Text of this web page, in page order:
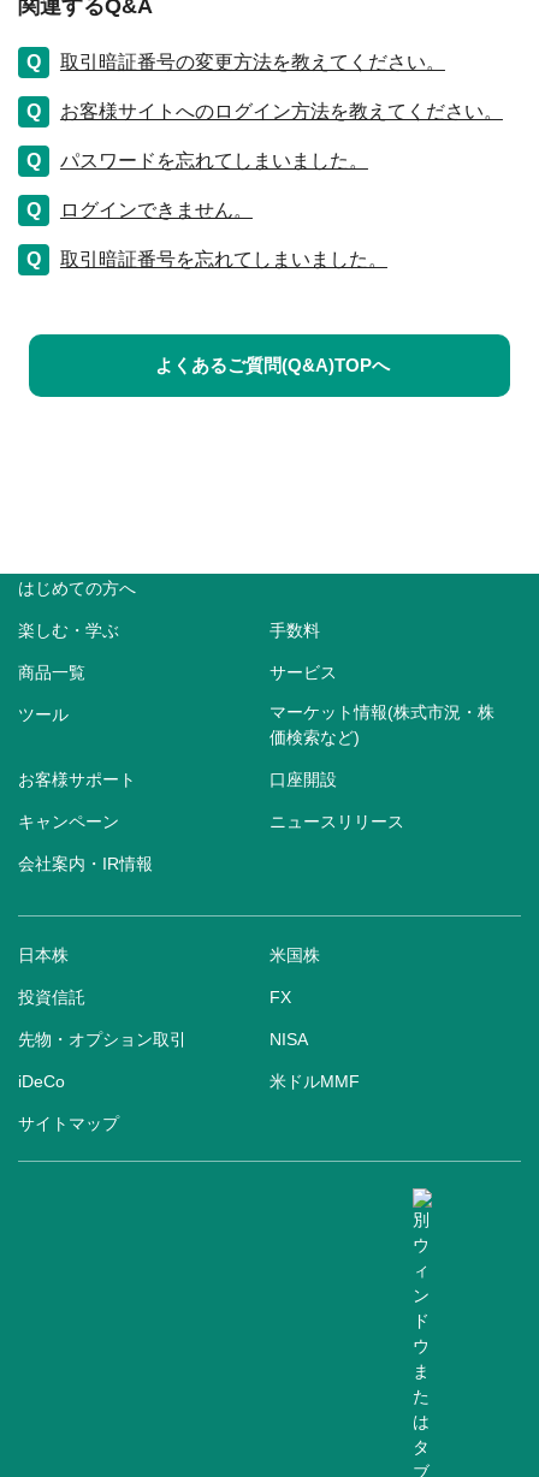
関連するQ&A
取引暗証番号の変更方法を教えてください。
お客様サイトへのログイン方法を教えてください。
パスワードを忘れてしまいました。
ログインできません。
取引暗証番号を忘れてしまいました。
よくあるご質問(Q&A)TOPへ
はじめての方へ
楽しむ・学ぶ 手数料
商品一覧 サービス
ツール
マーケット情報(株式市況・株
価検索など)
お客様サポート 口座開設
キャンペーン ニュースリリース
会社案内・IR情報
日本株 米国株
投資信託 FX
先物・オプション取引 NISA
iDeCo 米ドルMMF
サイトマップ